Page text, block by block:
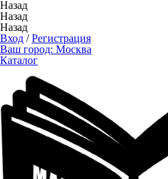
Назад
Назад
Назад
Вход /Регистрация
Ваш город: Москва
Каталог